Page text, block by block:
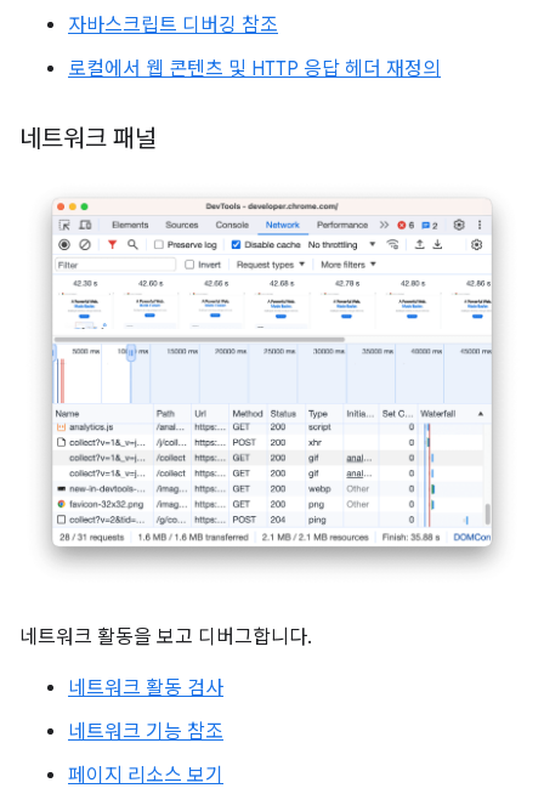
자바스크립트 디버깅 참조
로컬에서 웹 콘텐츠 및 HTTP 응답 헤더 재정의
네트워크 패널
네트워크 활동을 보고 디버그합니다.
네트워크 활동 검사
네트워크 기능 참조
페이지 리소스 보기